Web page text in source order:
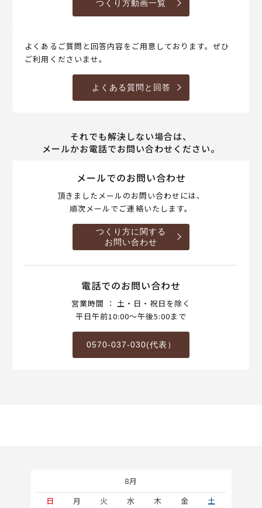
つくり方動画一覧
よくあるご質問と回答内容をご用意しております。ぜひ
ご利用くださいませ。
よくある質問と回答
それでも解決しない場合は、
メールかお電話でお問い合わせください。
メールでのお問い合わせ
頂きましたメールのお問い合わせには、
順次メールでご連絡いたします。
つくり方に関する
お問い合わせ
電話でのお問い合わせ
営業時間 ： 土・日・祝日を除く
平日午前10:00～午後5:00まで
0570-037-030(代表）
8月
日
月 火 水 木 金
土